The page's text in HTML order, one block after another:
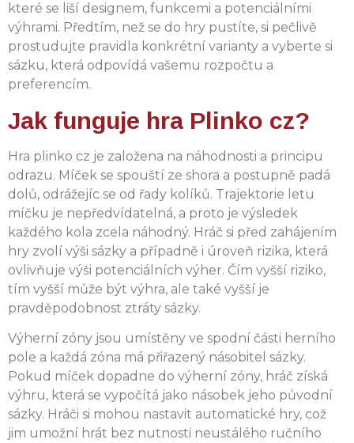
které se liší designem, funkcemi a potenciálními
výhrami. Předtím, než se do hry pustíte, si pečlivě
prostudujte pravidla konkrétní varianty a vyberte si
sázku, která odpovídá vašemu rozpočtu a
preferencím.
Jak funguje hra Plinko cz?
Hra plinko cz je založena na náhodnosti a principu
odrazu. Míček se spouští ze shora a postupně padá
dolů, odrážejíc se od řady kolíků. Trajektorie letu
míčku je nepředvídatelná, a proto je výsledek
každého kola zcela náhodný. Hráč si před zahájením
hry zvolí výši sázky a případně i úroveň rizika, která
ovlivňuje výši potenciálních výher. Čím vyšší riziko,
tím vyšší může být výhra, ale také vyšší je
pravděpodobnost ztráty sázky.
Výherní zóny jsou umístěny ve spodní části herního
pole a každá zóna má přiřazený násobitel sázky.
Pokud míček dopadne do výherní zóny, hráč získá
výhru, která se vypočítá jako násobek jeho původní
sázky. Hráči si mohou nastavit automatické hry, což
jim umožní hrát bez nutnosti neustálého ručního